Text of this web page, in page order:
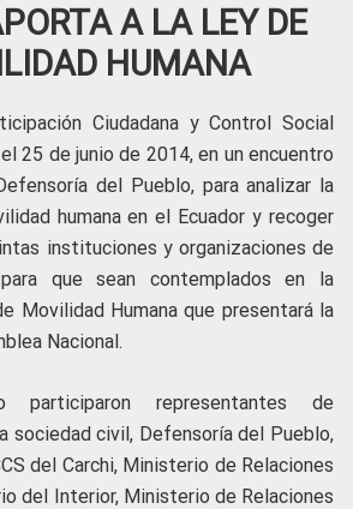
A LA LEY DE
HUMANA
Ciudadana y Control Social
25 de junio de 2014, en un encuentro
del Pueblo, para analizar la
humana en el Ecuador y recoger
instituciones y organizaciones de
que sean contemplados en la
Movilidad Humana que presentará la
Nacional.
participaron representantes de
sociedad civil, Defensoría del Pueblo,
del Carchi, Ministerio de Relaciones
del Interior, Ministerio de Relaciones